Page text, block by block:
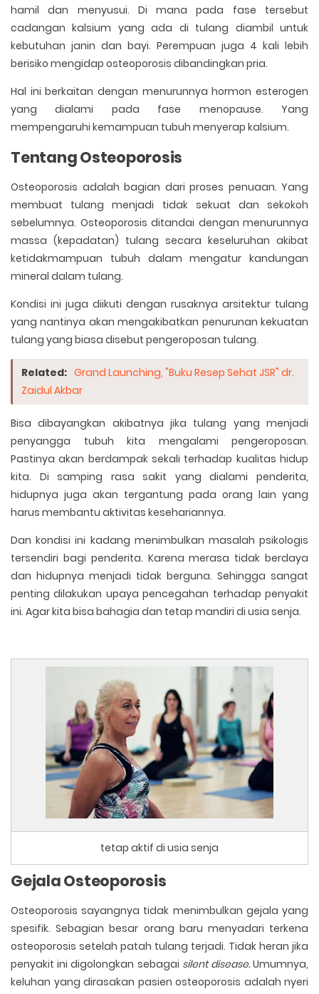
hamil dan menyusui. Di mana pada fase tersebut
cadangan kalsium yang ada di tulang diambil untuk
kebutuhan janin dan bayi. Perempuan juga 4 kali lebih
berisiko mengidap osteoporosis dibandingkan pria.
Hal ini berkaitan dengan menurunnya hormon esterogen
yang dialami pada fase menopause. Yang
mempengaruhi kemampuan tubuh menyerap kalsium.
Tentang Osteoporosis
Osteoporosis adalah bagian dari proses penuaan. Yang
membuat tulang menjadi tidak sekuat dan sekokoh
sebelumnya. Osteoporosis ditandai dengan menurunnya
massa (kepadatan) tulang secara keseluruhan akibat
ketidakmampuan tubuh dalam mengatur kandungan
mineral dalam tulang.
Kondisi ini juga diikuti dengan rusaknya arsitektur tulang
yang nantinya akan mengakibatkan penurunan kekuatan
tulang yang biasa disebut pengeroposan tulang.
Related: Grand Launching, "Buku Resep Sehat JSR" dr.
Zaidul Akbar
Bisa dibayangkan akibatnya jika tulang yang menjadi
penyangga tubuh kita mengalami pengeroposan.
Pastinya akan berdampak sekali terhadap kualitas hidup
kita. Di samping rasa sakit yang dialami penderita,
hidupnya juga akan tergantung pada orang lain yang
harus membantu aktivitas kesehariannya.
Dan kondisi ini kadang menimbulkan masalah psikologis
tersendiri bagi penderita. Karena merasa tidak berdaya
dan hidupnya menjadi tidak berguna. Sehingga sangat
penting dilakukan upaya pencegahan terhadap penyakit
ini. Agar kita bisa bahagia dan tetap mandiri di usia senja.
tetap aktif di usia senja
Gejala Osteoporosis
Osteoporosis sayangnya tidak menimbulkan gejala yang
spesifik. Sebagian besar orang baru menyadari terkena
osteoporosis setelah patah tulang terjadi. Tidak heran jika
penyakit ini digolongkan sebagai silent disease.Umumnya,
keluhan yang dirasakan pasien osteoporosis adalah nyeri